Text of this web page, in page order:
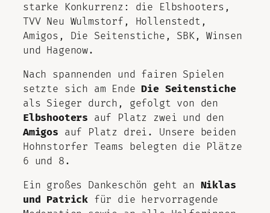
starke Konkurrenz: die Elbshooters,
TVV Neu Wulmstorf, Hollenstedt,
Amigos, Die Seitenstiche, SBK, Winsen
und Hagenow.
Nach spannenden und fairen Spielen
setzte sich am EndeDie Seitenstiche
als Sieger durch, gefolgt von den
Elbshooters auf Platz zwei und den
Amigos auf Platz drei. Unsere beiden
Hohnstorfer Teams belegten die Plätze
6 und 8.
Ein großes Dankeschön geht an Niklas
und Patrick für die hervorragende